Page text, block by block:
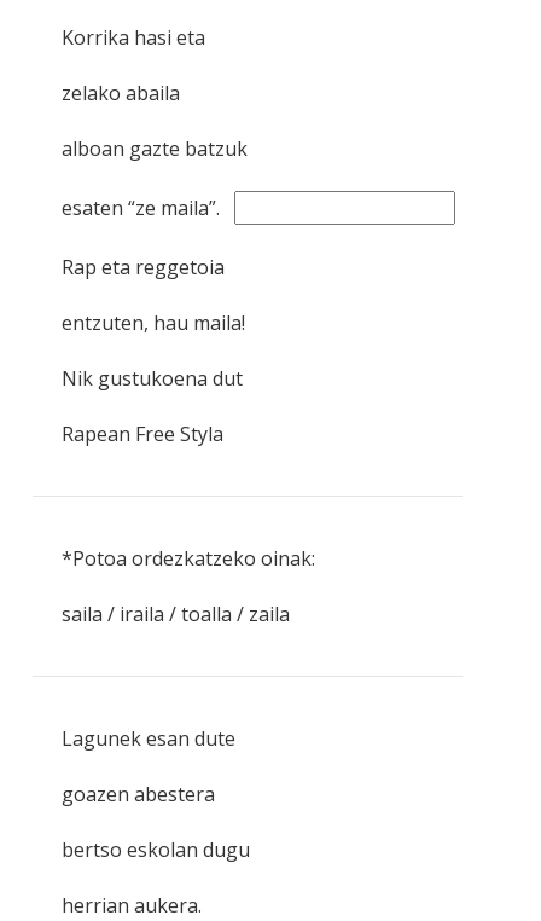
Korrika hasi eta
zelako abaila
alboan gazte batzuk
esaten “ze maila”.
Rap eta reggetoia
entzuten, hau maila!
Nik gustukoena dut
Rapean Free Styla
*Potoa ordezkatzeko oinak:
saila / iraila / toalla / zaila
Lagunek esan dute
goazen abestera
bertso eskolan dugu
herrian aukera.